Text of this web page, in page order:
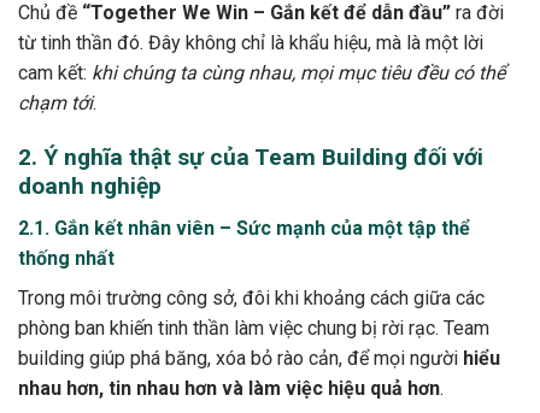
Chủ đề “Together We Win – Gắn kết để dẫn đầu” ra đời
từ tinh thần đó. Đây không chỉ là khẩu hiệu, mà là một lời
cam kết: khi chúng ta cùng nhau, mọi mục tiêu đều có thể
chạm tới.
2. Ý nghĩa thật sự của Team Building đối với
doanh nghiệp
2.1. Gắn kết nhân viên – Sức mạnh của một tập thể
thống nhất
Trong môi trường công sở, đôi khi khoảng cách giữa các
phòng ban khiến tinh thần làm việc chung bị rời rạc. Team
building giúp phá băng, xóa bỏ rào cản, để mọi người hiểu
nhau hơn, tin nhau hơn và làm việc hiệu quả hơn.